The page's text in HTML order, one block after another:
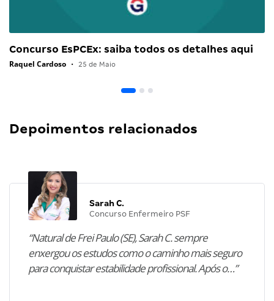
Concurso EsPCEx: saiba todos os detalhes aqui
Raquel Cardoso • 25 de Maio
Depoimentos relacionados
Sarah C.
Concurso Enfermeiro PSF
“Natural de Frei Paulo (SE), Sarah C. sempre
enxergou os estudos como o caminho mais seguro
para conquistar estabilidade profissional. Após o…”